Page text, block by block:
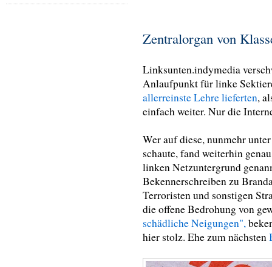
Zentralorgan von
Linksunten.indymedia
Anlaufpunkt für linke
allerreinste Lehre lieferten,
einfach weiter. Nur die
Wer auf diese, nunmehr
schaute, fand weiterhin
linken Netzuntergrund
Bekennerschreiben zu
Terroristen und sonstigen
die offene Bedrohung von
schädliche Neigungen",
hier stolz. Ehe zum nächsten